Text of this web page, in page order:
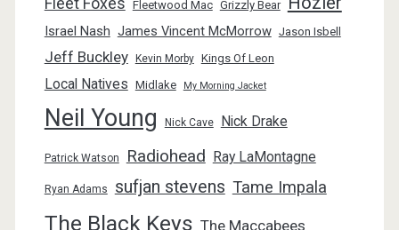
Fleetwood Mac Grizzly Bear
Israel Nash James Vincent McMorrow Jason Isbell
Jeff Buckley Kevin Morby Kings Of Leon
Local Natives Midlake My Morning Jacket
Neil Young Nick Cave Nick Drake
Patrick Watson Radiohead Ray LaMontagne
Ryan Adams sufjan stevens Tame Impala
The Black Keys The Maccabees